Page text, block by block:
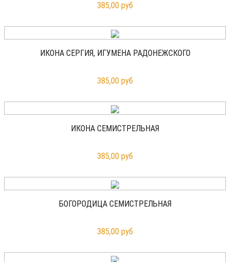
385,00 руб
ИКОНА СЕРГИЯ, ИГУМЕНА РАДОНЕЖСКОГО
385,00 руб
ИКОНА СЕМИСТРЕЛЬНАЯ
385,00 руб
БОГОРОДИЦА СЕМИСТРЕЛЬНАЯ
385,00 руб